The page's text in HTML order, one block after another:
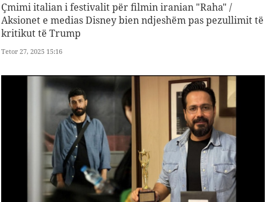
Çmimi italian i festivalit për filmin iranian "Raha" /
Aksionet e medias Disney bien ndjeshëm pas pezullimit të
kritikut të Trump
Tetor 27, 2025 15:16